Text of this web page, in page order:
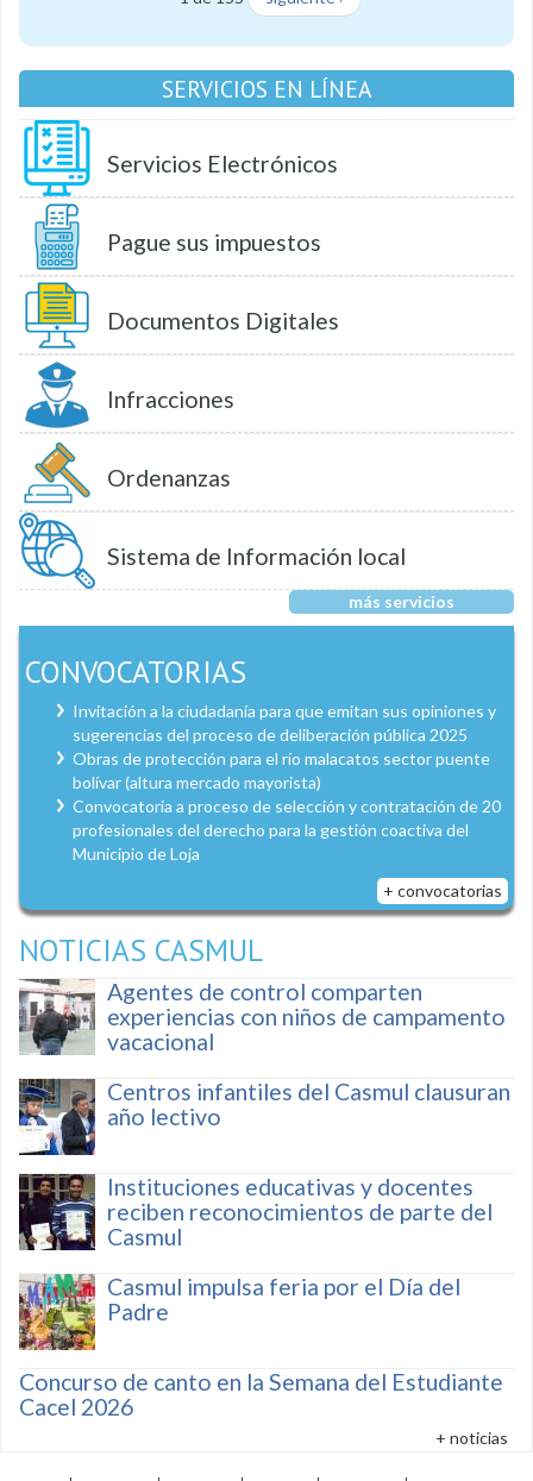
SERVICIOS EN LÍNEA
Servicios Electrónicos
Pague sus impuestos
Documentos Digitales
Infracciones
Ordenanzas
Sistema de Información local
más servicios
CONVOCATORIAS
Invitación a la ciudadanía para que emitan sus opiniones y
sugerencias del proceso de deliberación pública 2025
Obras de protección para el río malacatos sector puente
bolívar (altura mercado mayorista)
Convocatoria a proceso de selección y contratación de 20
profesionales del derecho para la gestión coactiva del
Municipio de Loja
+ convocatorias
NOTICIAS CASMUL
Agentes de control comparten
experiencias con niños de campamento
vacacional
Centros infantiles del Casmul clausuran
año lectivo
Instituciones educativas y docentes
reciben reconocimientos de parte del
Casmul
Casmul impulsa feria por el Día del
Padre
Concurso de canto en la Semana del Estudiante
Cacel 2026
+ noticias